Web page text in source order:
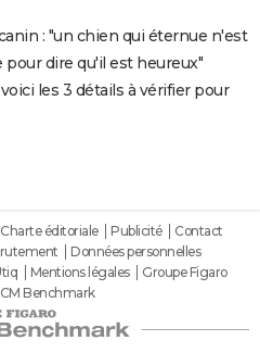
: "un chien qui éternue n'est
pour dire qu'il est heureux"
les 3 détails à vérifier pour
Charte éditoriale Publicité
Contact
Données personnelles
Mentions légales
Groupe Figaro
Benchmark